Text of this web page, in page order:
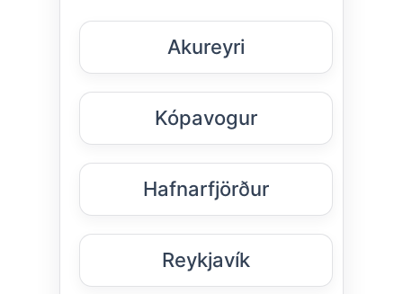
Akureyri
Kópavogur
Hafnarfjörður
Reykjavík